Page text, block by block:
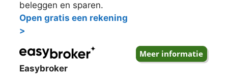
beleggen en sparen.
Open gratis een rekening
>
Easybroker